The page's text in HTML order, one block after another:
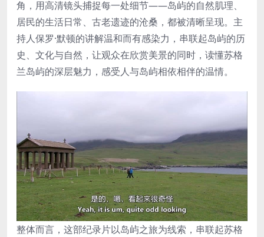
角，用高清镜头捕捉每一处细节——岛屿的自然肌理、
居民的生活日常、古老遗迹的沧桑，都被清晰呈现。主
持人保罗·默顿的讲解温和而有感染力，串联起岛屿的历
史、文化与自然，让观众在欣赏美景的同时，读懂苏格
兰岛屿的深层魅力，感受人与岛屿相依相伴的温情。
整体而言，这部纪录片以岛屿之旅为线索，串联起苏格